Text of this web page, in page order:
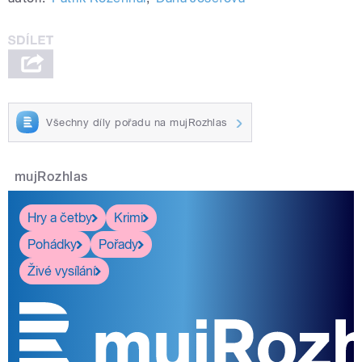
Všechny díly pořadu na mujRozhlas
mujRozhlas
Hry a četby
Krimi
Pohádky
Pořady
Živé vysílání